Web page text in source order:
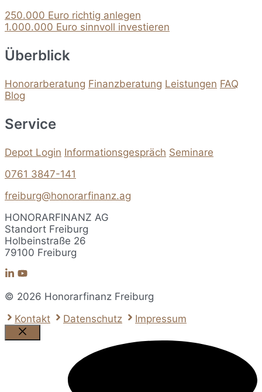
250.000 Euro richtig anlegen
1.000.000 Euro sinnvoll investieren
Überblick
Honorarberatung Finanzberatung Leistungen FAQ
Blog
Service
Depot Login Informationsgespräch Seminare
0761 3847-141
freiburg@honorarfinanz.ag
HONORARFINANZ AG
Standort Freiburg
Holbeinstraße 26
79100 Freiburg
© 2026 Honorarfinanz Freiburg
Kontakt
Datenschutz Impressum
Schließen